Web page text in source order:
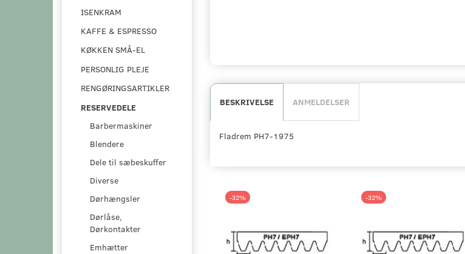
ISENKRAM
KAFFE & ESPRESSO
KØKKEN SMÅ-EL
PERSONLIG PLEJE
RENGØRINGSARTIKLER
RESERVEDELE
Barbermaskiner
Blendere
Dele til sæbeskuffer
Diverse
Dørhængsler
Dørlåse,
Dørkontakter
Emhætter
BESKRIVELSE ANMELDELSER
Fladrem PH7-1975
-32% -32%